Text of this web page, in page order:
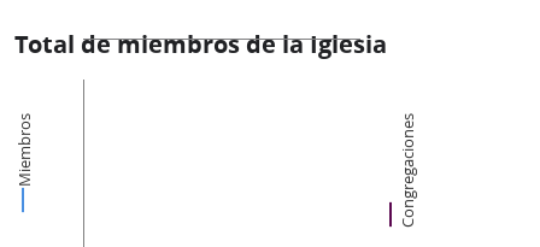
Total de miembros de la Iglesia
Miembros Congregaciones